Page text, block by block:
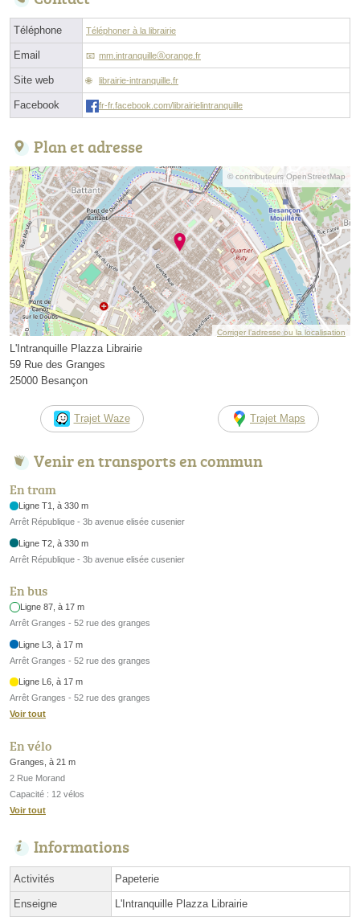
Téléphone Téléphoner à la librairie
Email mm.intranquilleⓐorange.fr
Site web librairie-intranquille.fr
Facebook fr-fr.facebook.com/librairielintranquille
Plan et adresse
© contributeurs OpenStreetMap
Corriger l’adresse ou la localisation
L'Intranquille Plazza Librairie
59 Rue des Granges
25000 Besançon
Trajet Waze Trajet Maps
Venir en transports en commun
En tram
Ligne T1, à 330 m
Arrêt République - 3b avenue elisée cusenier
Ligne T2, à 330 m
Arrêt République - 3b avenue elisée cusenier
En bus
Ligne 87, à 17 m
Arrêt Granges - 52 rue des granges
Ligne L3, à 17 m
Arrêt Granges - 52 rue des granges
Ligne L6, à 17 m
Arrêt Granges - 52 rue des granges
Voir tout
En vélo
Granges, à 21 m
2 Rue Morand
Capacité : 12 vélos
Voir tout
Informations
Activités Papeterie
Enseigne L'Intranquille Plazza Librairie